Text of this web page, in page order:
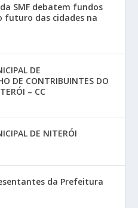
SMF debatem fundos
futuro das cidades na
DE
DE CONTRIBUINTES DO
– CC
DE NITERÓI
da Prefeitura